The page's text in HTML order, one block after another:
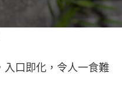
口即化，令人一食難